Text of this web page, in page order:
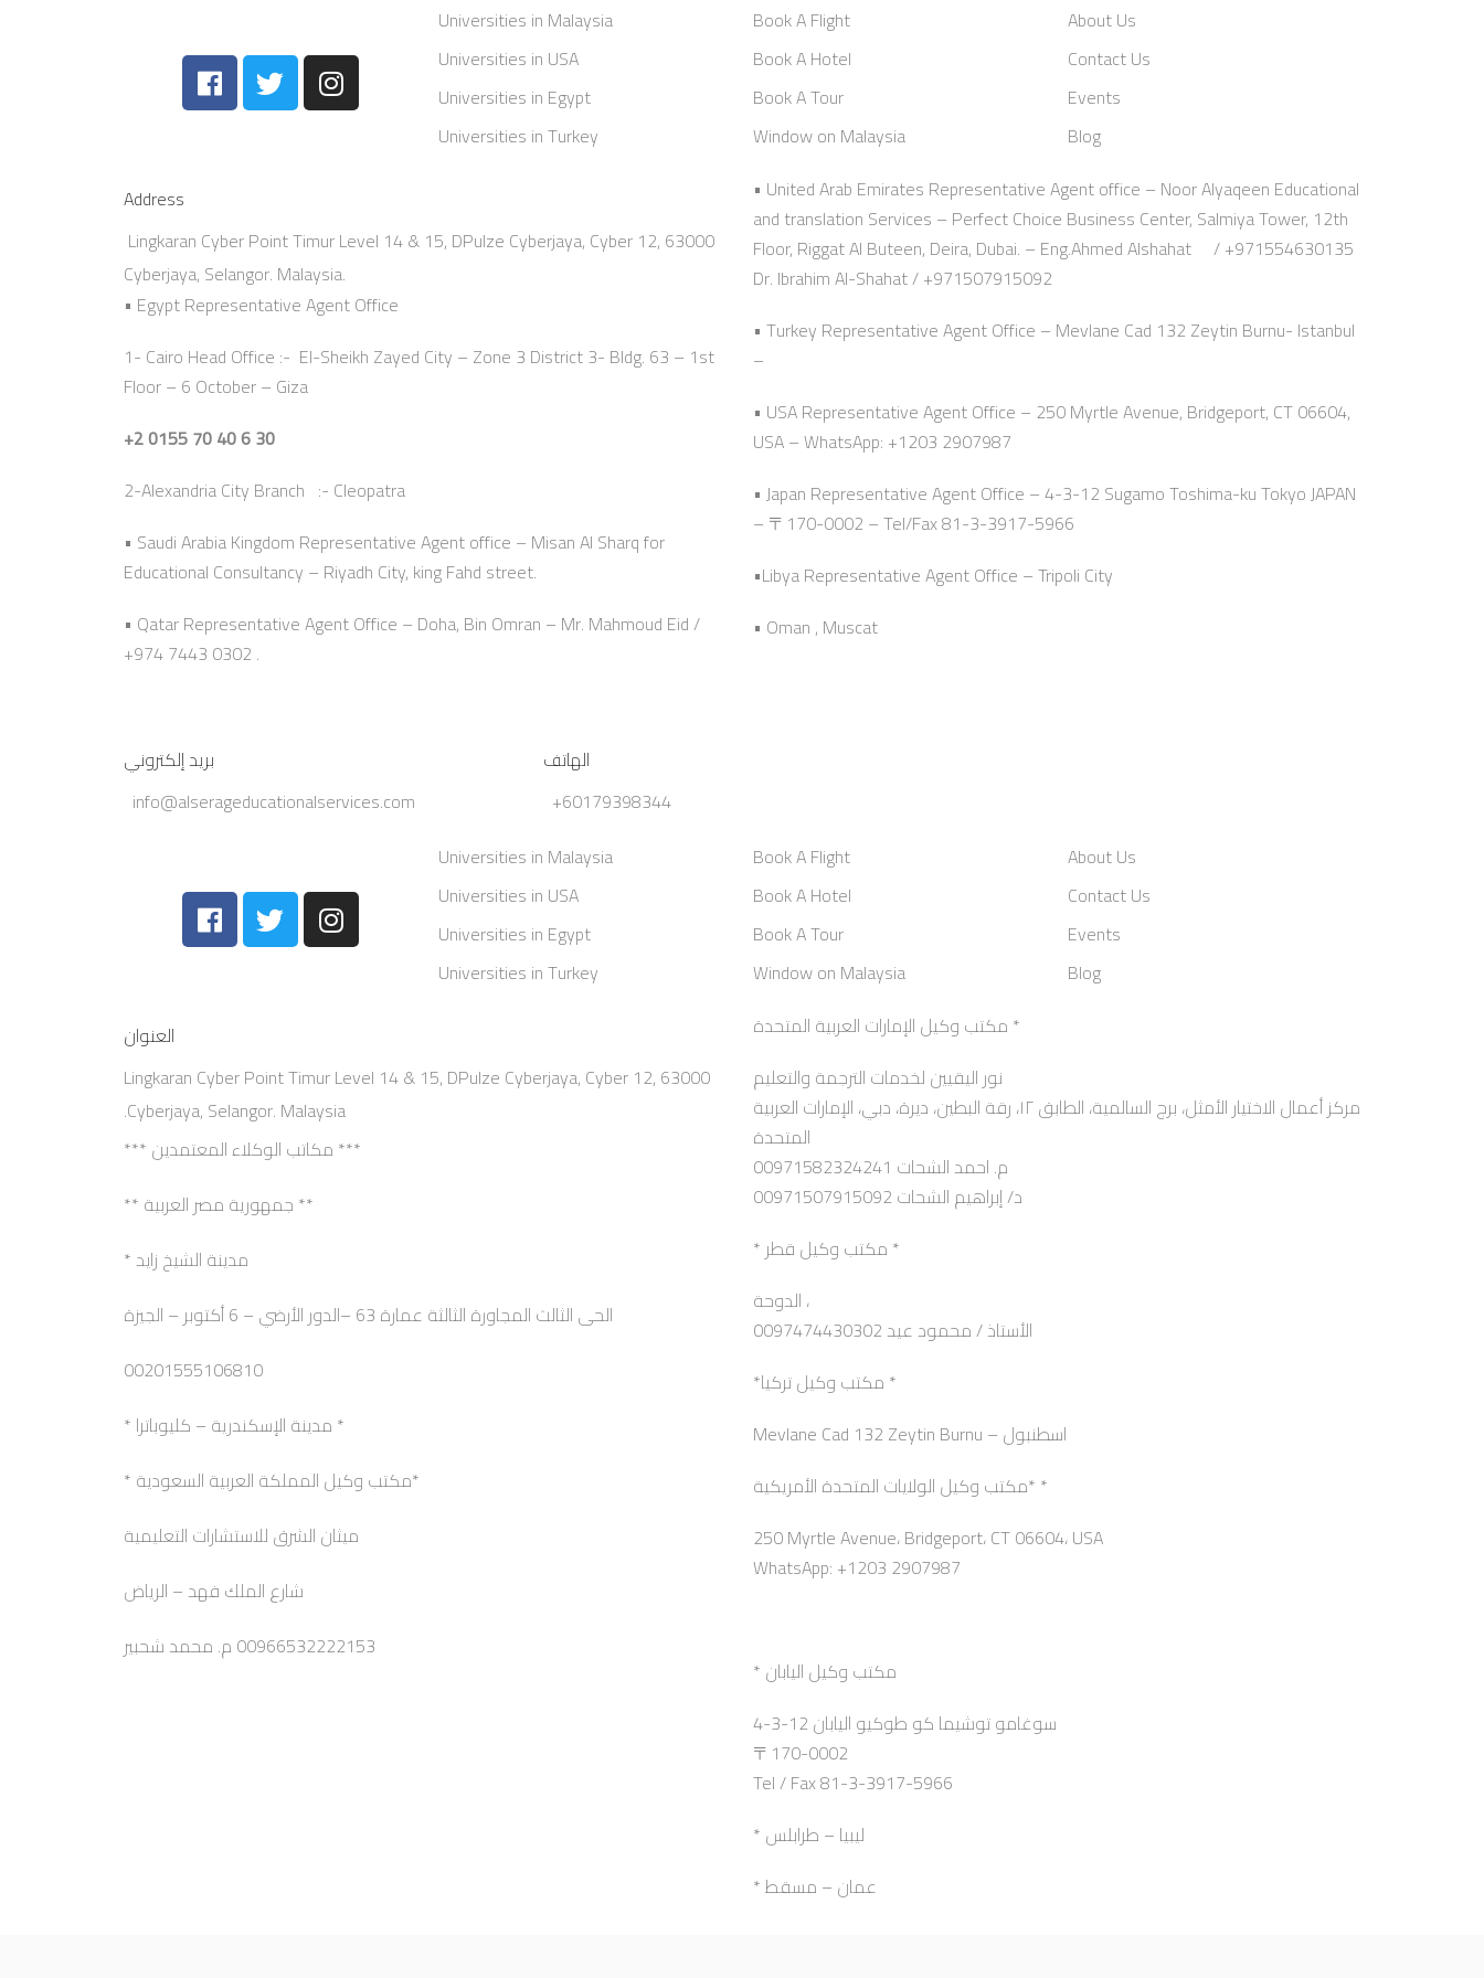
Universities in Malaysia
Universities in USA
Universities in Egypt
Universities in Turkey
Book A Flight
Book A Hotel
Book A Tour
Window on Malaysia
About Us
Contact Us
Events
Blog
Address
Lingkaran Cyber Point Timur Level 14 & 15, DPulze Cyberjaya, Cyber 12, 63000
Cyberjaya, Selangor. Malaysia.
• Egypt Representative Agent Office
1- Cairo Head Office :- El-Sheikh Zayed City – Zone 3 District 3- Bldg. 63 – 1st
Floor – 6 October – Giza
+2 0155 70 40 6 30
2-Alexandria City Branch :- Cleopatra
• Saudi Arabia Kingdom Representative Agent office – Misan Al Sharq for
Educational Consultancy – Riyadh City, king Fahd street.
• Qatar Representative Agent Office – Doha, Bin Omran – Mr. Mahmoud Eid /
+974 7443 0302 .
• United Arab Emirates Representative Agent office – Noor Alyaqeen Educational
and translation Services – Perfect Choice Business Center, Salmiya Tower, 12th
Floor, Riggat Al Buteen, Deira, Dubai. – Eng.Ahmed Alshahat / +971554630135
Dr. Ibrahim Al-Shahat / +971507915092
• Turkey Representative Agent Office – Mevlane Cad 132 Zeytin Burnu- Istanbul
–
• USA Representative Agent Office – 250 Myrtle Avenue, Bridgeport, CT 06604,
USA – WhatsApp: +1203 2907987
• Japan Representative Agent Office – 4-3-12 Sugamo Toshima-ku Tokyo JAPAN
– 〒170-0002 – Tel/Fax 81-3-3917-5966
•Libya Representative Agent Office – Tripoli City
• Oman , Muscat
بريد إلكتروني
info@alserageducationalservices.com
الهاتف
+60179398344
Universities in Malaysia
Universities in USA
Universities in Egypt
Universities in Turkey
Book A Flight
Book A Hotel
Book A Tour
Window on Malaysia
About Us
Contact Us
Events
Blog
العنوان
Lingkaran Cyber Point Timur Level 14 & 15, DPulze Cyberjaya, Cyber 12, 63000
Cyberjaya, Selangor. Malaysia.
*** مكاتب الوكلاء المعتمدين ***
** جمهورية مصر العربية **
مدينة الشيخ زايد *
الحى الثالث المجاورة الثالثة عمارة 63 –الدور الأرضي – 6 أكتوبر – الجيزة
00201555106810
* مدينة الإسكندرية – كليوباترا *
*مكتب وكيل المملكة العربية السعودية *
ميثان الشرق للاستشارات التعليمية
شارع الملك فهد – الرياض
00966532222153 م. محمد شحبير
مكتب وكيل الإمارات العربية المتحدة *
نور اليقيين لخدمات الترجمة والتعليم
مركز أعمال الاختيار الأمثل، برج السالمية، الطابق ١٢، رقة البطين، ديرة، دبي، الإمارات العربية
المتحدة
م. احمد الشحات 00971582324241
د/ إبراهيم الشحات 00971507915092
* مكتب وكيل قطر *
الدوحة ،
0097474430302 الأستاذ / محمود عيد
*مكتب وكيل تركيا *
Mevlane Cad 132 Zeytin Burnu – اسطنبول
مكتب وكيل الولايات المتحدة الأمريكية* *
250 Myrtle Avenue، Bridgeport، CT 06604، USA
WhatsApp: +1203 2907987
* مكتب وكيل اليابان
4-3-12 سوغامو توشيما كو طوكيو اليابان
〒170-0002
Tel / Fax 81-3-3917-5966
* ليبيا – طرابلس
* عمان – مسقط